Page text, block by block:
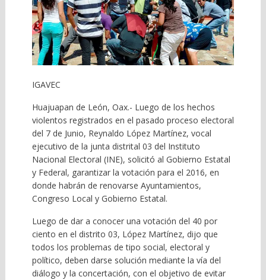
IGAVEC
Huajuapan de León, Oax.- Luego de los hechos
violentos registrados en el pasado proceso electoral
del 7 de Junio, Reynaldo López Martínez, vocal
ejecutivo de la junta distrital 03 del Instituto
Nacional Electoral (INE), solicitó al Gobierno Estatal
y Federal, garantizar la votación para el 2016, en
donde habrán de renovarse Ayuntamientos,
Congreso Local y Gobierno Estatal.
Luego de dar a conocer una votación del 40 por
ciento en el distrito 03, López Martínez, dijo que
todos los problemas de tipo social, electoral y
político, deben darse solución mediante la vía del
diálogo y la concertación, con el objetivo de evitar